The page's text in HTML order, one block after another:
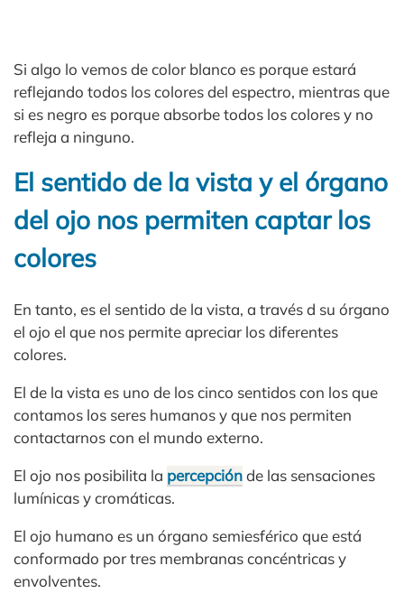
Si algo lo vemos de color blanco es porque estará
reflejando todos los colores del espectro, mientras que
si es negro es porque absorbe todos los colores y no
refleja a ninguno.
El sentido de la vista y el órgano
del ojo nos permiten captar los
colores
En tanto, es el sentido de la vista, a través d su órgano
el ojo el que nos permite apreciar los diferentes
colores.
El de la vista es uno de los cinco sentidos con los que
contamos los seres humanos y que nos permiten
contactarnos con el mundo externo.
El ojo nos posibilita la percepciónde las sensaciones
lumínicas y cromáticas.
El ojo humano es un órgano semiesférico que está
conformado por tres membranas concéntricas y
envolventes.